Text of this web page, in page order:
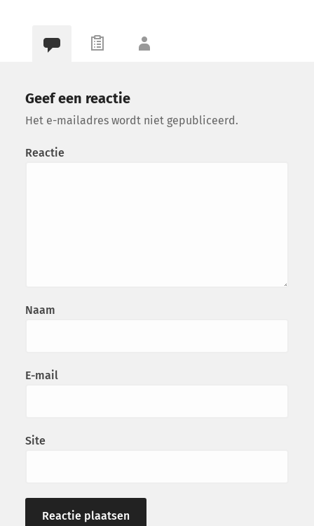
Geef een reactie
Het e-mailadres wordt niet gepubliceerd.
Reactie
Naam
E-mail
Site